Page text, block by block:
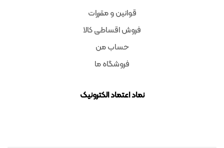
قوانین و مقررات
فروش اقساطی کالا
حساب من
فروشگاه ما
نماد اعتماد الکترونیک